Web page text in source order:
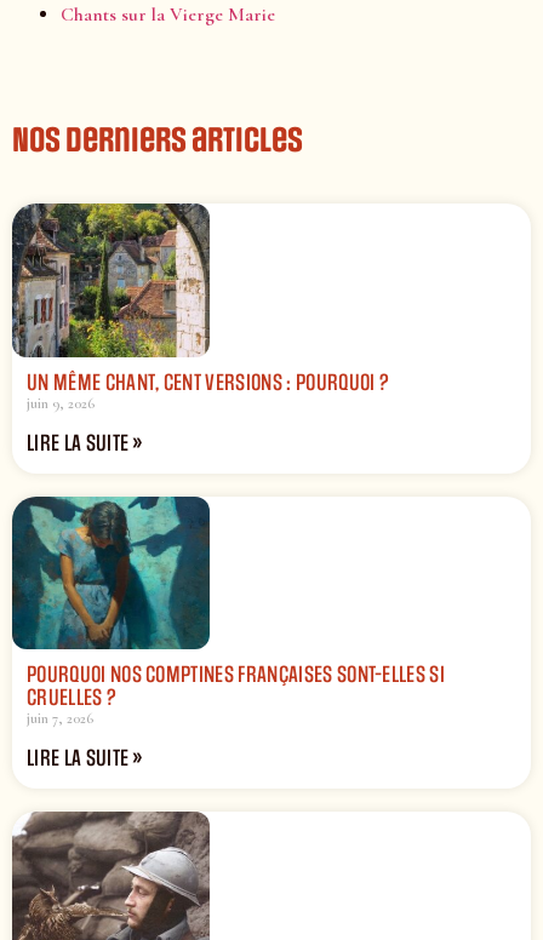
Chants sur la Vierge Marie
Nos derniers articles
UN MÊME CHANT, CENT VERSIONS : POURQUOI ?
juin 9, 2026
LIRE LA SUITE »
POURQUOI NOS COMPTINES FRANÇAISES SONT-ELLES SI
CRUELLES ?
juin 7, 2026
LIRE LA SUITE »